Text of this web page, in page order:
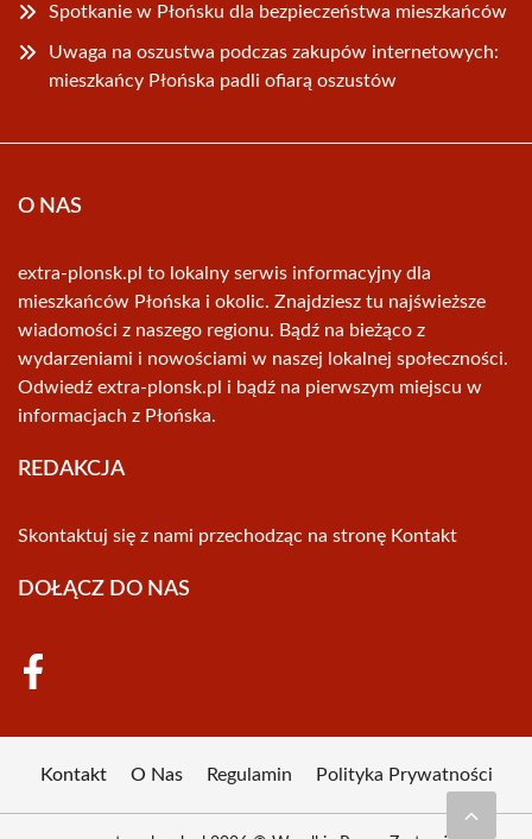
Spotkanie w Płońsku dla bezpieczeństwa mieszkańców
Uwaga na oszustwa podczas zakupów internetowych:
mieszkańcy Płońska padli ofiarą oszustów
O NAS
extra-plonsk.pl to lokalny serwis informacyjny dla
mieszkańców Płońska i okolic. Znajdziesz tu najświeższe
wiadomości z naszego regionu. Bądź na bieżąco z
wydarzeniami i nowościami w naszej lokalnej społeczności.
Odwiedź extra-plonsk.pl i bądź na pierwszym miejscu w
informacjach z Płońska.
REDAKCJA
Skontaktuj się z nami przechodząc na stronę Kontakt
DOŁĄCZ DO NAS
Kontakt O Nas Regulamin Polityka Prywatności